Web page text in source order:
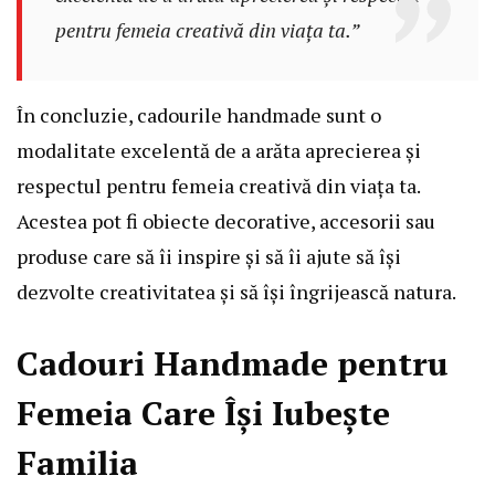
pentru femeia creativă din viața ta.”
În concluzie, cadourile handmade sunt o
modalitate excelentă de a arăta aprecierea și
respectul pentru femeia creativă din viața ta.
Acestea pot fi obiecte decorative, accesorii sau
produse care să îi inspire și să îi ajute să își
dezvolte creativitatea și să își îngrijească natura.
Cadouri Handmade pentru
Femeia Care Își Iubește
Familia